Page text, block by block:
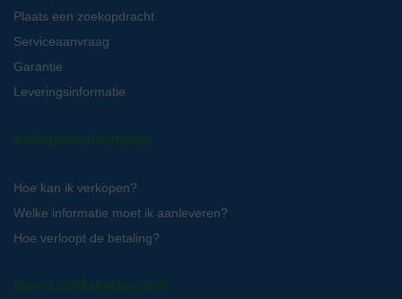
Plaats een zoekopdracht
Serviceaanvraag
Garantie
Leveringsinformatie
Verkopersinformatie
Hoe kan ik verkopen?
Welke informatie moet ik aanleveren?
Hoe verloopt de betaling?
Over LabMakelaar.com